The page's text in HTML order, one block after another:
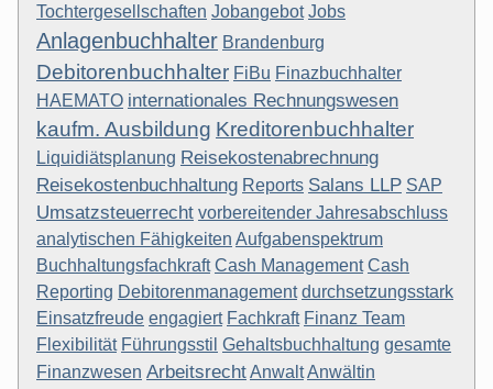
Tochtergesellschaften Jobangebot Jobs
Anlagenbuchhalter Brandenburg
Debitorenbuchhalter FiBu Finazbuchhalter
HAEMATO internationales Rechnungswesen
kaufm. Ausbildung Kreditorenbuchhalter
Liquidiätsplanung Reisekostenabrechnung
Reisekostenbuchhaltung Reports Salans LLP SAP
Umsatzsteuerrecht vorbereitender Jahresabschluss
analytischen Fähigkeiten Aufgabenspektrum
Buchhaltungsfachkraft Cash Management Cash
Reporting Debitorenmanagement durchsetzungsstark
Einsatzfreude engagiert Fachkraft Finanz Team
Flexibilität Führungsstil Gehaltsbuchhaltung gesamte
Finanzwesen ArbeitsrechtAnwaltAnwältin